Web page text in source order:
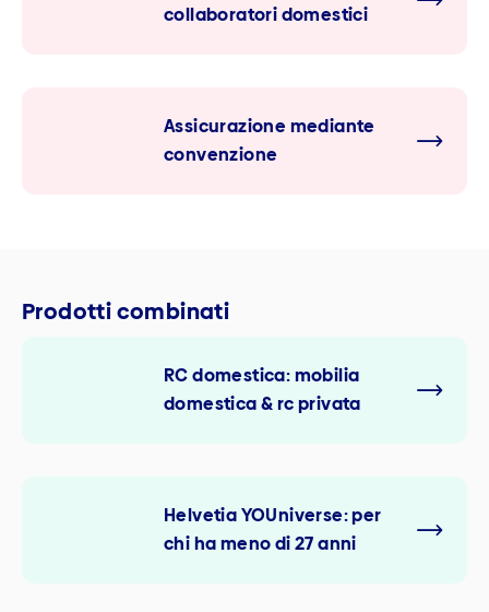
collaboratori domestici
Assicurazione mediante
convenzione
Prodotti combinati
RC domestica: mobilia
domestica & rc privata
Helvetia YOUniverse: per
chi ha meno di 27 anni